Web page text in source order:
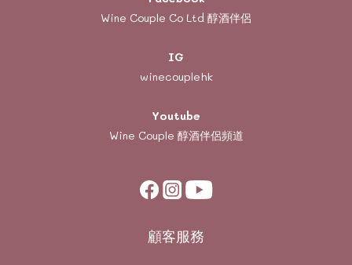
Wine Couple Co Ltd 醇酒伴侶
IG
winecouplehk
Youtube
Wine Couple 醇酒伴侶頻道
顧客服務